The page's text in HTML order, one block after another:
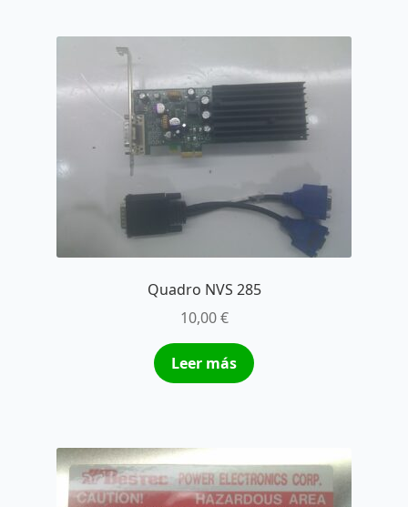
Quadro NVS 285
10,00€
Leer más